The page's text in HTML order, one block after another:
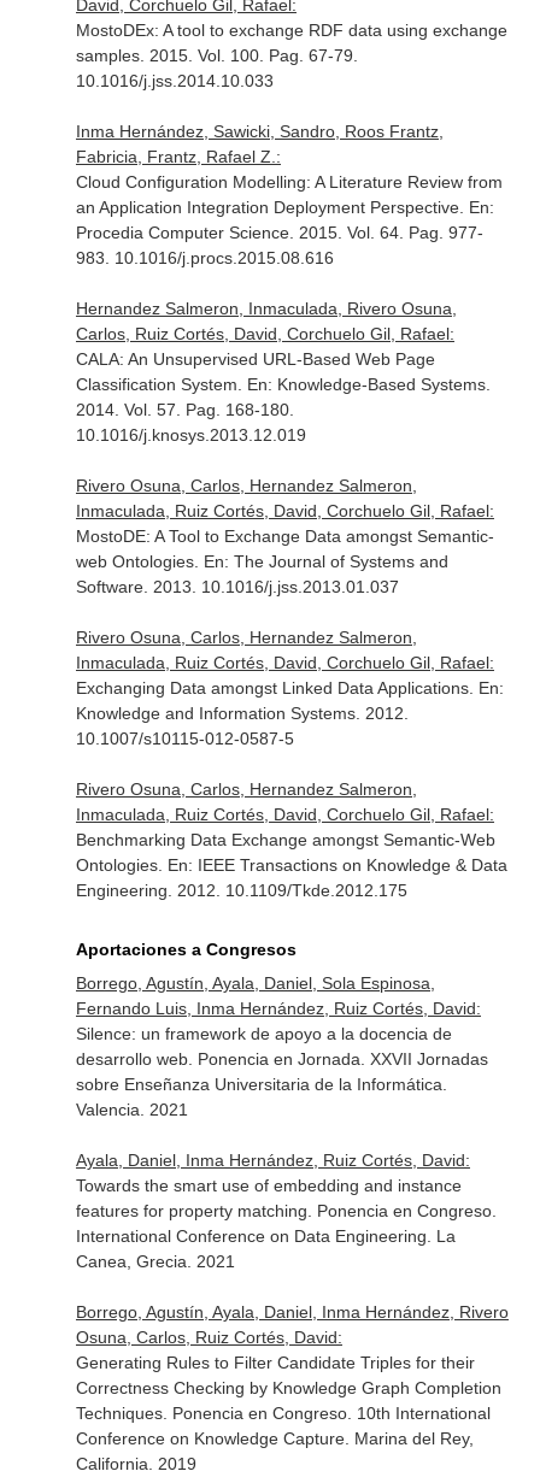
David, Corchuelo Gil, Rafael:
MostoDEx: A tool to exchange RDF data using exchange
samples. 2015. Vol. 100. Pag. 67-79.
10.1016/j.jss.2014.10.033
Inma Hernández, Sawicki, Sandro, Roos Frantz,
Fabricia, Frantz, Rafael Z.:
Cloud Configuration Modelling: A Literature Review from
an Application Integration Deployment Perspective. En:
Procedia Computer Science. 2015. Vol. 64. Pag. 977-
983. 10.1016/j.procs.2015.08.616
Hernandez Salmeron, Inmaculada, Rivero Osuna,
Carlos, Ruiz Cortés, David, Corchuelo Gil, Rafael:
CALA: An Unsupervised URL-Based Web Page
Classification System. En: Knowledge-Based Systems.
2014. Vol. 57. Pag. 168-180.
10.1016/j.knosys.2013.12.019
Rivero Osuna, Carlos, Hernandez Salmeron,
Inmaculada, Ruiz Cortés, David, Corchuelo Gil, Rafael:
MostoDE: A Tool to Exchange Data amongst Semantic-
web Ontologies. En: The Journal of Systems and
Software. 2013. 10.1016/j.jss.2013.01.037
Rivero Osuna, Carlos, Hernandez Salmeron,
Inmaculada, Ruiz Cortés, David, Corchuelo Gil, Rafael:
Exchanging Data amongst Linked Data Applications. En:
Knowledge and Information Systems. 2012.
10.1007/s10115-012-0587-5
Rivero Osuna, Carlos, Hernandez Salmeron,
Inmaculada, Ruiz Cortés, David, Corchuelo Gil, Rafael:
Benchmarking Data Exchange amongst Semantic-Web
Ontologies. En: IEEE Transactions on Knowledge & Data
Engineering . 2012. 10.1109/Tkde.2012.175
Aportaciones a Congresos
Borrego, Agustín, Ayala, Daniel, Sola Espinosa,
Fernando Luis, Inma Hernández, Ruiz Cortés, David:
Silence: un framework de apoyo a la docencia de
desarrollo web. Ponencia en Jornada. XXVII Jornadas
sobre Enseñanza Universitaria de la Informática.
Valencia. 2021
Ayala, Daniel, Inma Hernández, Ruiz Cortés, David:
Towards the smart use of embedding and instance
features for property matching. Ponencia en Congreso.
International Conference on Data Engineering. La
Canea, Grecia. 2021
Borrego, Agustín, Ayala, Daniel, Inma Hernández, Rivero
Osuna, Carlos, Ruiz Cortés, David:
Generating Rules to Filter Candidate Triples for their
Correctness Checking by Knowledge Graph Completion
Techniques. Ponencia en Congreso. 10th International
Conference on Knowledge Capture. Marina del Rey,
California. 2019